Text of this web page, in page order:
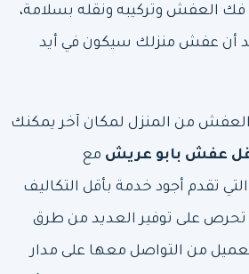
العفش وتركيبه ونقله بسلامة،
أن عفش منزلك سيكون في أيد
من المنزل لمكان آخر يمكنك
عفش بابو عريش مع
التي تقدم أجود خدمة بأقل التكاليف
تحرص على توفير العديد من طرق
من التواصل معها على مدار